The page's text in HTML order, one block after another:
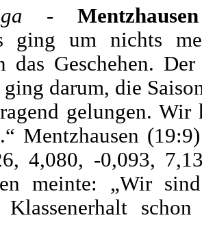
-
ging um nichts
das Geschehen.
darum, die
gelungen. Wir
Mentzhausen
4,080, -0,093,
meinte: „Wir
Klassenerhalt